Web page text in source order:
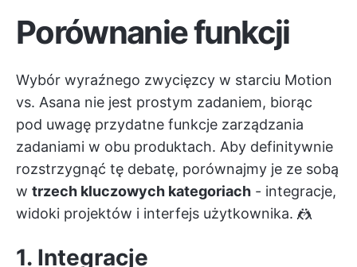
Porównanie funkcji
Wybór wyraźnego zwycięzcy w starciu Motion
vs. Asana nie jest prostym zadaniem, biorąc
pod uwagę przydatne funkcje zarządzania
zadaniami w obu produktach. Aby definitywnie
rozstrzygnąć tę debatę, porównajmy je ze sobą
w trzech kluczowych kategoriach - integracje,
widoki projektów i interfejs użytkownika. 🤼
1. Integracje